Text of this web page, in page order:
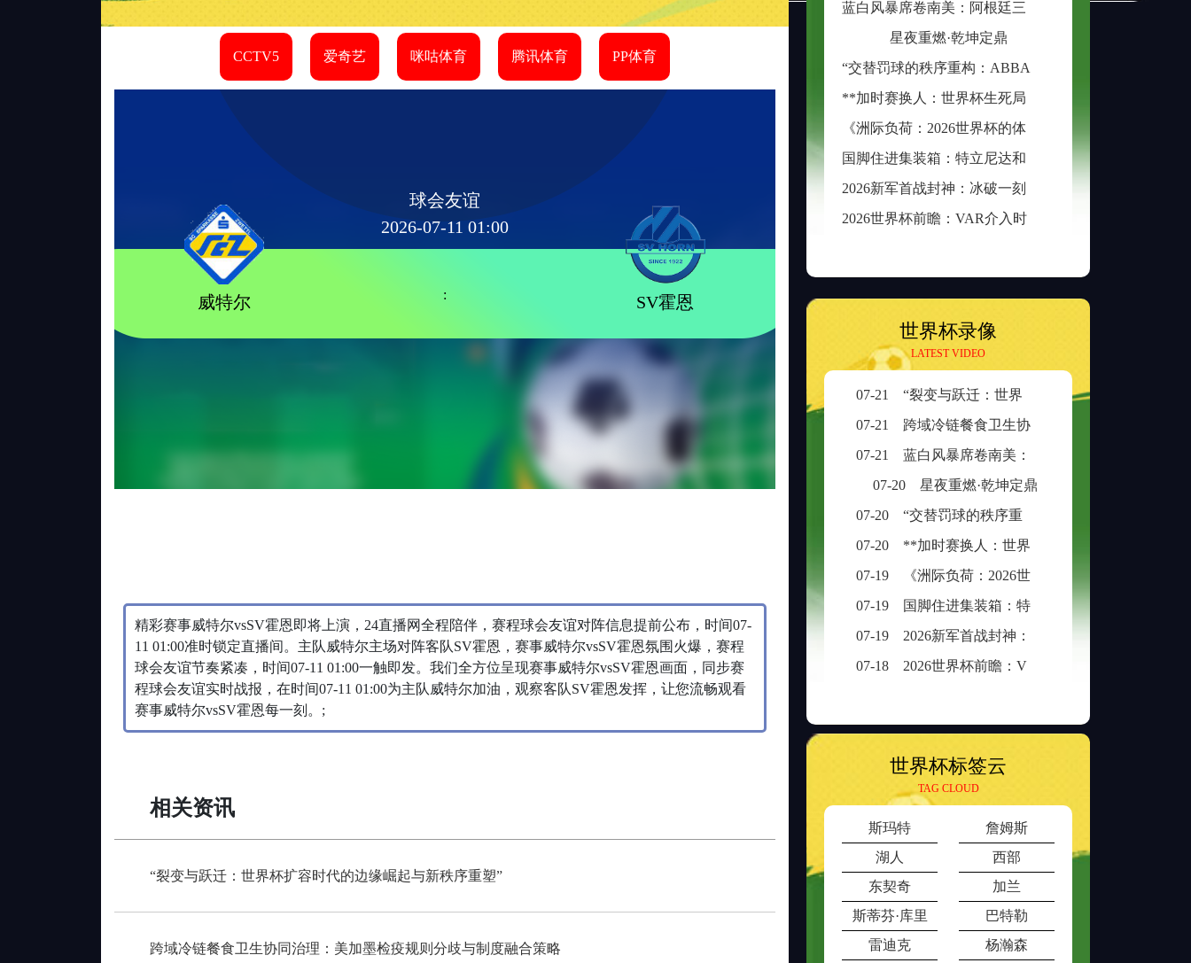
CCTV5 爱奇艺 咪咕体育 腾讯体育 PP体育
球会友谊
2026-07-11 01:00
威特尔 : SV霍恩
精彩赛事威特尔vsSV霍恩即将上演，24直播网全程陪伴，赛程球会友谊对阵信息提前公布，时间07-
11 01:00准时锁定直播间。主队威特尔主场对阵客队SV霍恩，赛事威特尔vsSV霍恩氛围火爆，赛程
球会友谊节奏紧凑，时间07-11 01:00一触即发。我们全方位呈现赛事威特尔vsSV霍恩画面，同步赛
程球会友谊实时战报，在时间07-11 01:00为主队威特尔加油，观察客队SV霍恩发挥，让您流畅观看
赛事威特尔vsSV霍恩每一刻。;
相关资讯
“裂变与跃迁：世界杯扩容时代的边缘崛起与新秩序重塑”
跨域冷链餐食卫生协同治理：美加墨检疫规则分歧与制度融合策略
星夜重燃·乾坤定鼎
世界杯录像
LATEST VIDEO
07-21
“裂变与跃迁：世界杯扩容时代的边缘崛起与新秩序重塑”
07-21
跨域冷链餐食卫生协同治理：美加墨检疫规则分歧与制度融合策略
07-21
蓝白风暴席卷南美：阿根廷三日不眠，足球王座再耀大陆
07-20
星夜重燃·乾坤定鼎
07-20
“交替罚球的秩序重构：ABBA规则在世界杯中的逻辑困境与制度再平衡”
07-20
**加时赛换人：世界杯生死局的隐形胜负手**
07-19
《洲际负荷：2026世界杯的体能革命与竞技边界重构》
07-19
国脚住进集装箱：特立尼达和多巴哥世界杯备战营地引争议
07-19
2026新军首战封神：冰破一刻，传奇已生
07-18
2026世界杯前瞻：VAR介入时长与判罚时效性的权衡之道
世界杯标签云
TAG CLOUD
斯玛特
詹姆斯
湖人
西部
东契奇
加兰
斯蒂芬·库里
巴特勒
雷迪克
杨瀚森